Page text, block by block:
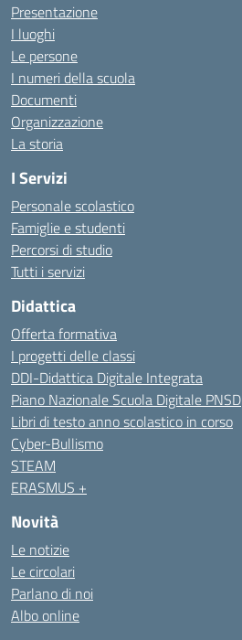
Presentazione
I luoghi
Le persone
I numeri della scuola
Documenti
Organizzazione
La storia
I Servizi
Personale scolastico
Famiglie e studenti
Percorsi di studio
Tutti i servizi
Didattica
Offerta formativa
I progetti delle classi
DDI-Didattica Digitale Integrata
Piano Nazionale Scuola Digitale PNSD
Libri di testo anno scolastico in corso
Cyber-Bullismo
STEAM
ERASMUS +
Novità
Le notizie
Le circolari
Parlano di noi
Albo online